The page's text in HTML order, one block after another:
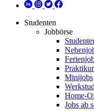
Studenten
Jobbörse
Minijobs
Home-
Jobs ab